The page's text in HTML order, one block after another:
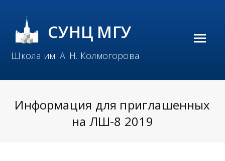
СУНЦ МГУ
Школа им. А. Н. Колмогорова
O
e
M
Информация для приглашенных
на ЛШ-8 2019